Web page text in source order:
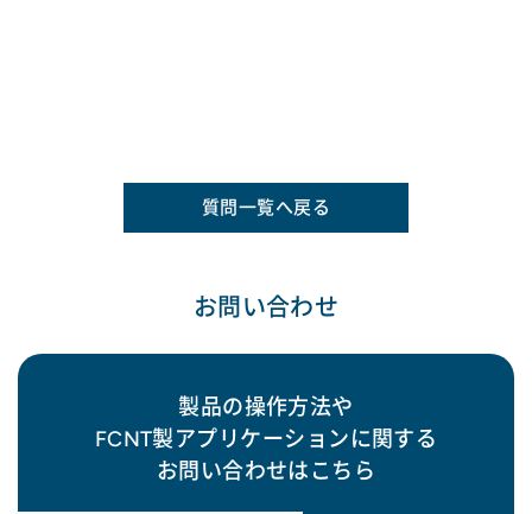
質問一覧へ戻る
お問い合わせ
製品の操作方法や
FCNT製アプリケーションに関する
お問い合わせはこちら